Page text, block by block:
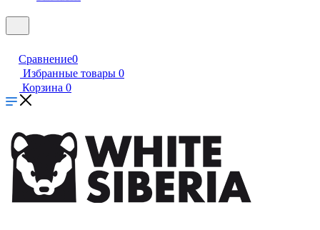
Сравнение0
Избранные товары 0
Корзина 0